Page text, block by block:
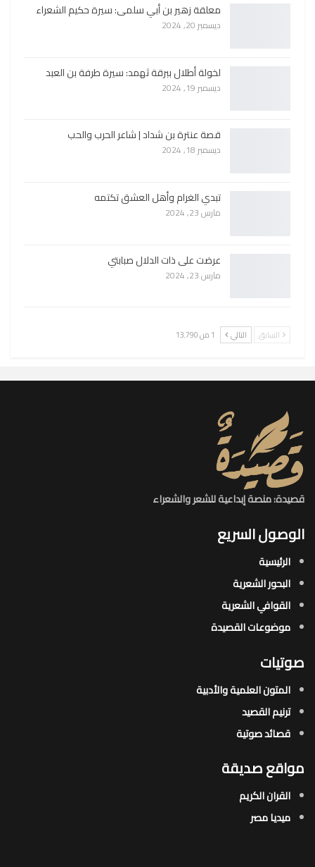
معلقة زهير بن أبي سلمى: سيرة حكيم الشعراء
ديسمبر 20, 2024
لخولة أطلال ببرقة ثهمد: سيرة طرفة بن العبد
ديسمبر 19, 2024
قصة عنترة بن شداد | شاعر الحرب والحب
ديسمبر 18, 2024
تبدي الغرام وأهل العشق تكتمه
مارس 23, 2024
عرضت على ذات الدلال صبابتي
مارس 23, 2024
السابق التالي 1 من 13٬790
قصيدة: منصة إبداعية للشعر والشعراء
الوصول السريع
الرئيسية
البحور الشعرية​
القوافي الشعرية​
موضوعات القصيدة​
صوتيات
المتون العلمية والأدبية
ترنيم القصيد
قصائد صوتية
مواقع صديقة
القران الكريم
ميديا مصر